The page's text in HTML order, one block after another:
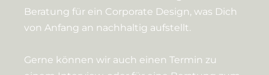
Beratung für ein Corporate Design, was Dich
von Anfang an nachhaltig aufstellt.
Gerne können wir auch einen Termin zu